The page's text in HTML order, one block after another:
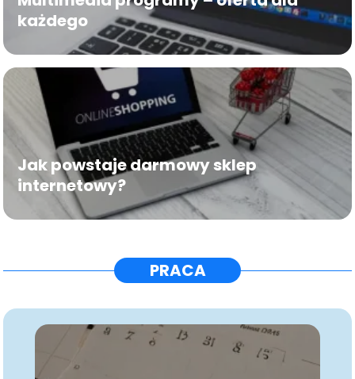
każdego
Jak powstaje darmowy sklep
internetowy?
PRACA